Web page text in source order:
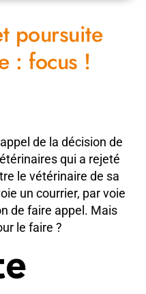
poursuite
: focus !
de la décision de
qui a rejeté
le vétérinaire de sa
un courrier, par voie
de faire appel. Mais
le faire ?